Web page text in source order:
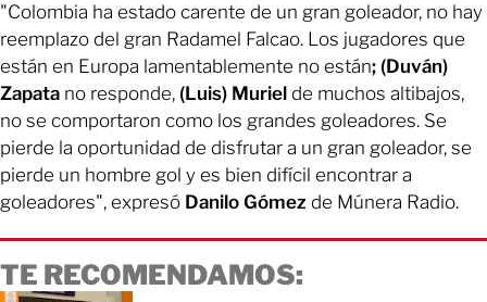
"Colombia ha estado carente de un gran goleador, no hay
reemplazo del gran Radamel Falcao. Los jugadores que
están en Europa lamentablemente no están; (Duván)
Zapata no responde, (Luis) Muriel de muchos altibajos,
no se comportaron como los grandes goleadores. Se
pierde la oportunidad de disfrutar a un gran goleador, se
pierde un hombre gol y es bien difícil encontrar a
goleadores", expresó Danilo Gómez de Múnera Radio.
TE RECOMENDAMOS: